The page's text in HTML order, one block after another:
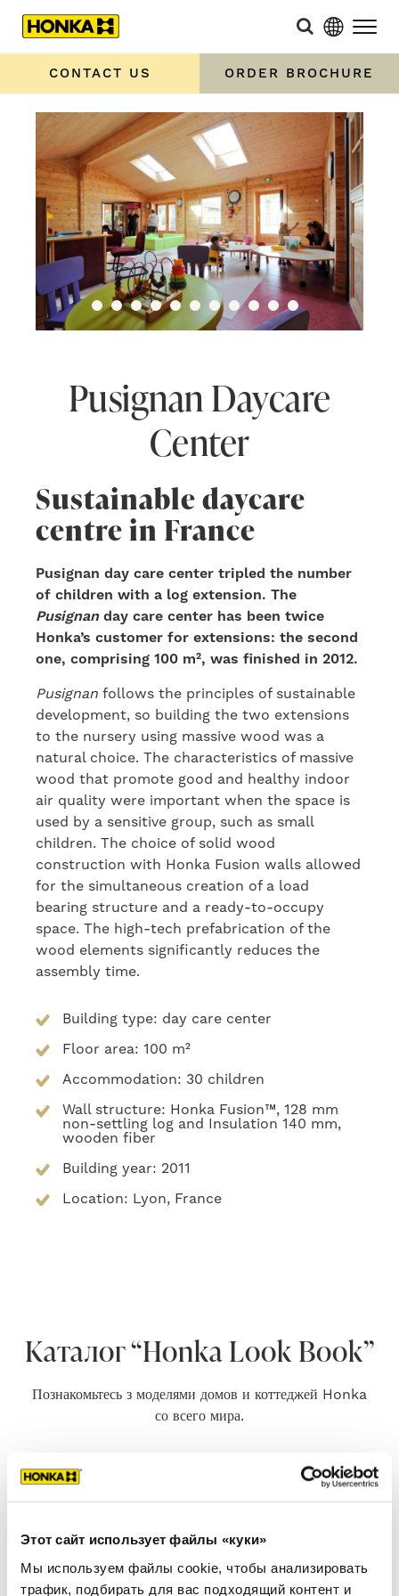
Этот сайт использует файлы «куки»
Мы используем файлы cookie, чтобы анализировать
трафик, подбирать для вас подходящий контент и
CONTACT US ORDER BROCHURE
Pusignan Daycare
Center
Sustainable daycare
centre in France
Pusignan day care center tripled the number
of children with a log extension. The
Pusignanday care center has been twice
Honka’s customer for extensions: the second
one, comprising 100 m², was finished in 2012.
Pusignan follows the principles of sustainable
development, so building the two extensions
to the nursery using massive wood was a
natural choice. The characteristics of massive
wood that promote good and healthy indoor
air quality were important when the space is
used by a sensitive group, such as small
children. The choice of solid wood
construction with Honka Fusion walls allowed
for the simultaneous creation of a load
bearing structure and a ready-to-occupy
space. The high-tech prefabrication of the
wood elements significantly reduces the
assembly time.
Building type: day care center
Floor area: 100 m²
Accommodation: 30 children
Wall structure: Honka Fusion™, 128 mm
non-settling log and Insulation 140 mm,
wooden fiber
Building year: 2011
Location: Lyon, France
Каталог “Honka Look Book”
Познакомьтесь з моделями домов и коттеджей Honka
со всего мира.